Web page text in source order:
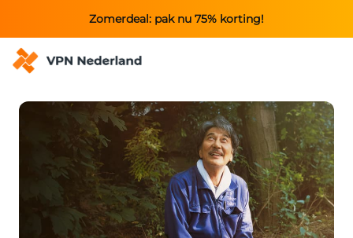
Zomerdeal: pak nu 75% korting!